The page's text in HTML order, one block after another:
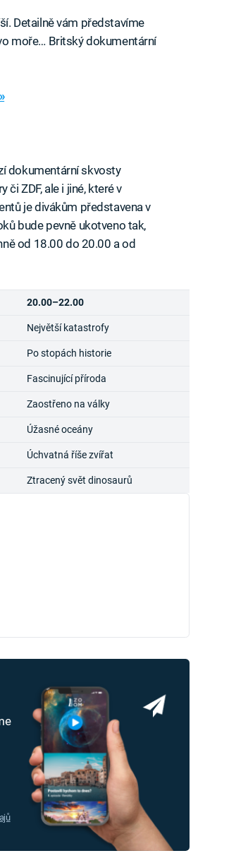
Detailně vám představíme
moře… Britský dokumentární
dokumentární skvosty
ZDF, ale i jiné, které v
je divákům představena v
bude pevně ukotveno tak,
od 18.00 do 20.00 a od
20.00–22.00
Největší katastrofy
Po stopách historie
Fascinující příroda
Zaostřeno na války
Úžasné oceány
Úchvatná říše zvířat
Ztracený svět dinosaurů